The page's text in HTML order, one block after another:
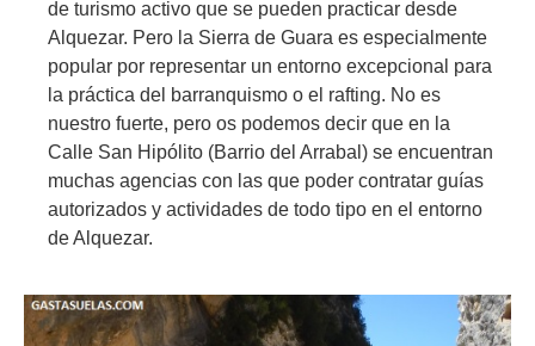
de turismo activo que se pueden practicar desde
Alquezar. Pero la Sierra de Guara es especialmente
popular por representar un entorno excepcional para
la práctica del barranquismo o el rafting. No es
nuestro fuerte, pero os podemos decir que en la
Calle San Hipólito (Barrio del Arrabal) se encuentran
muchas agencias con las que poder contratar guías
autorizados y actividades de todo tipo en el entorno
de Alquezar.